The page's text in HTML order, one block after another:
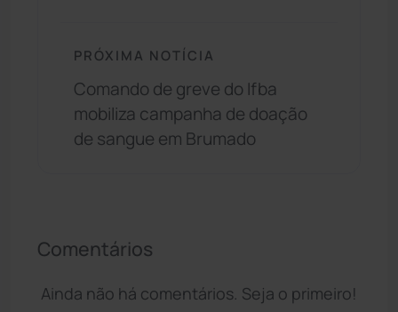
PRÓXIMA NOTÍCIA
Comando de greve do Ifba
mobiliza campanha de doação
de sangue em Brumado
Comentários
Ainda não há comentários. Seja o primeiro!